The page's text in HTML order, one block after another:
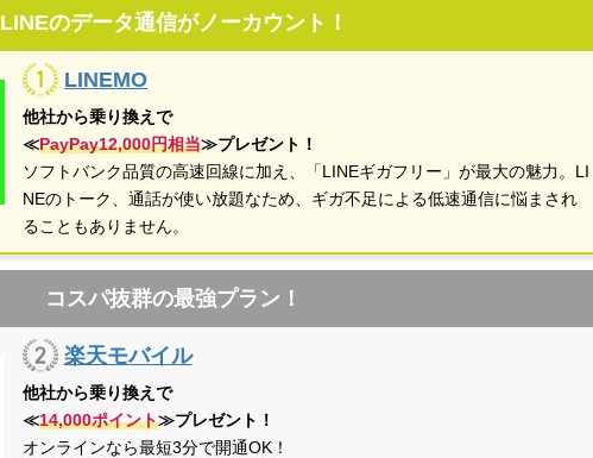
LINEのデータ通信がノーカウント！
LINEMO
他社から乗り換えで
≪PayPay12,000円相当≫プレゼント！
ソフトバンク品質の高速回線に加え、「LINEギガフリー」が最大の魅力。LI
NEのトーク、通話が使い放題なため、ギガ不足による低速通信に悩まされ
ることもありません。
コスパ抜群の最強プラン！
楽天モバイル
他社から乗り換えで
≪14,000ポイント≫プレゼント！
オンラインなら最短3分で開通OK！